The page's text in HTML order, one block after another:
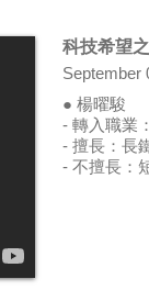
科技希望
September
● 楊曜駿
- 轉入職業
- 擅長：長
- 不擅長：